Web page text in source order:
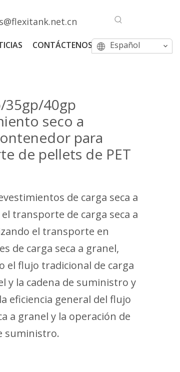
CONTÁCTENOS Español
35gp/40gp
seco a
para
de pellets de PET
de carga seca a
transporte de carga seca a
el transporte en
de carga seca a granel,
el flujo tradicional de carga
y la cadena de suministro y
eficiencia general del flujo
a granel y la operación de
suministro.